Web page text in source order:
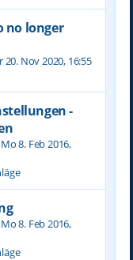
no longer
20. Nov 2020, 16:55
-
Mo 8. Feb 2016,
Mo 8. Feb 2016,